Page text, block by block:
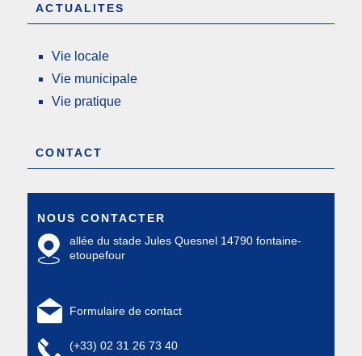
ACTUALITES
Vie locale
Vie municipale
Vie pratique
CONTACT
NOUS CONTACTER
allée du stade Jules Quesnel 14790 fontaine-
etoupefour
Formulaire de contact
(+33) 02 31 26 73 40